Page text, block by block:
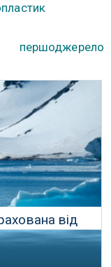
першоджерело
від